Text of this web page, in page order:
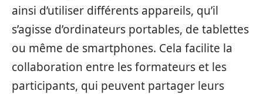
ainsi d’utiliser différents appareils, qu’il
s’agisse d’ordinateurs portables, de tablettes
ou même de smartphones. Cela facilite la
collaboration entre les formateurs et les
participants, qui peuvent partager leurs